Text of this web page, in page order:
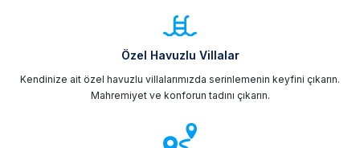
Özel Havuzlu Villalar
Kendinize ait özel havuzlu villalarımızda serinlemenin keyfini çıkarın.
Mahremiyet ve konforun tadını çıkarın.